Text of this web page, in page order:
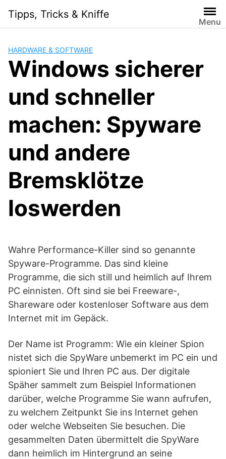
content
Tipps, Tricks & Kniffe
Menu
HARDWARE & SOFTWARE
Windows sicherer
und schneller
machen: Spyware
und andere
Bremsklötze
loswerden
Wahre Performance-Killer sind so genannte
Spyware-Programme. Das sind kleine
Programme, die sich still und heimlich auf Ihrem
PC einnisten. Oft sind sie bei Freeware-,
Shareware oder kostenloser Software aus dem
Internet mit im Gepäck.
Der Name ist Programm: Wie ein kleiner Spion
nistet sich die SpyWare unbemerkt im PC ein und
spioniert Sie und Ihren PC aus. Der digitale
Späher sammelt zum Beispiel Informationen
darüber, welche Programme Sie wann aufrufen,
zu welchem Zeitpunkt Sie ins Internet gehen
oder welche Webseiten Sie besuchen. Die
gesammelten Daten übermittelt die SpyWare
dann heimlich im Hintergrund an seine